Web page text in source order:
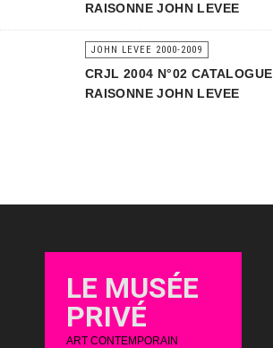
RAISONNE JOHN LEVEE
JOHN LEVEE 2000-2009
CRJL 2004 N°02 CATALOGUE
RAISONNE JOHN LEVEE
LE MUSÉE
PRIVÉ
ART CONTEMPORAIN